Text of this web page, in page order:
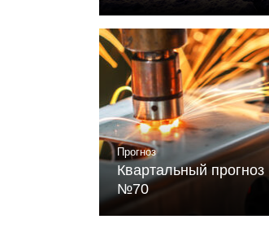
Документ
«Климатическая
устойчивого
Читать
Прогноз
Квартальный
№70